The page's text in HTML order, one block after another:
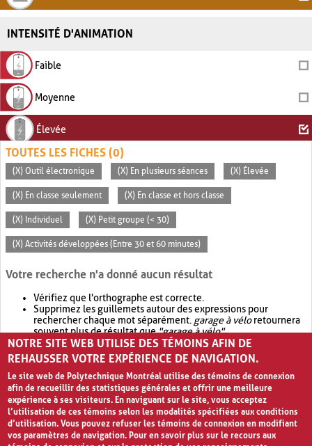
INTENSITÉ D'ANIMATION
Faible
Moyenne
Élevée
TOUTES LES FICHES (0)
(X) Outil électronique (X) En plusieurs séances (X) Élevée
(X) En classe seulement (X) En classe et hors classe
(X) Individuel (X) Petit groupe (< 30)
(X) Activités développées (Entre 30 et 60 minutes)
Votre recherche n'a donné aucun résultat
Vérifiez que l'orthographe est correcte.
Supprimez les guillemets autour des expressions pour
rechercher chaque mot séparément. garage à véloretournera
souvent plus de résultat que"garage à vélo".
Envisagez d'élargir votre recherche avec OR.garage OR vélo
retournera souvent plus de résultat quegarage à vélo
NOTRE SITE WEB UTILISE DES TÉMOINS AFIN DE
REHAUSSER VOTRE EXPÉRIENCE DE NAVIGATION.
Le site web de Polytechnique Montréal utilise des témoins de connexion
afin de recueillir des statistiques générales et offrir une meilleure
expérience à ses visiteurs. En naviguant sur le site, vous acceptez
l’utilisation de ces témoins selon les modalités spécifiées aux conditions
d’utilisation. Vous pouvez refuser les témoins de connexion en modifiant
vos paramètres de navigation. Pour en savoir plus sur le recours aux